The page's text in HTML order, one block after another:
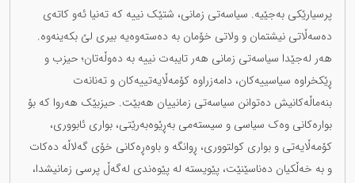
پرسیارێکی بەجێیە. سیاسەتی زمانی، شتێک نییە کە تەنیا ئەو کاتەی
دەسەڵاتی نیشتمان و ولاتی خۆمان بە دەستەوەیە بیری لێ بکەینەوە.
هەر لەجێدا سیاسەتی زمانی هەر تایبەت نییە بە دەوڵەتان؛ حیزب و
ڕێکخراوە سیاسییەکان، دامەزراوە کۆمەڵایەتییەکان و تەنانەت
بنەماڵەکانیش دەتوانن سیاسەتی زمانییان هەبێت. حیزبێک هەروا کە بۆ
بوارەکانی وەک سیاسی و سیستەمی بەڕێوەبەرێتی، بواری ئابووری،
کۆمەڵایەتی و بواری کولتووری، ڕوانگە و باوەڕەکانی خۆی گەلاڵە دەکات
و بە خەڵکیان دەناسێنێت، پێویستە لە پێوەندی لەگەڵ پرسی زمانیشدا،